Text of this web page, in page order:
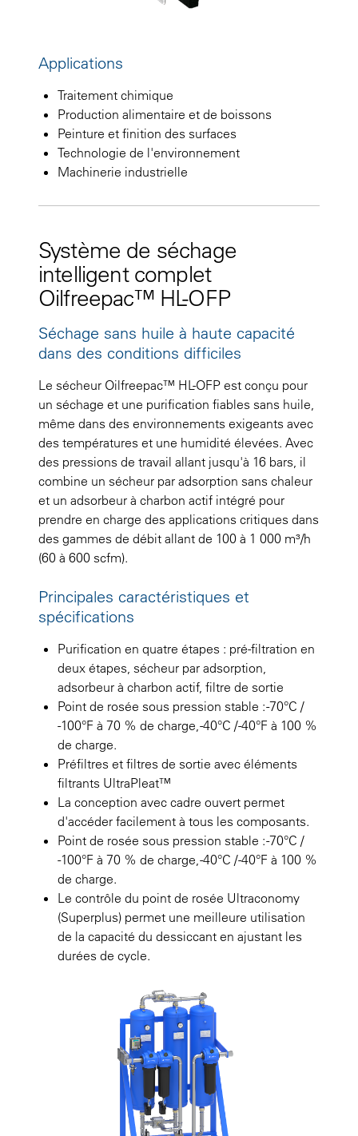
Applications
Traitement chimique
Production alimentaire et de boissons
Peinture et finition des surfaces
Technologie de l'environnement
Machinerie industrielle
Système de séchage
intelligent complet
Oilfreepac™ HL-OFP
Séchage sans huile à haute capacité
dans des conditions difficiles
Le sécheur Oilfreepac™ HL-OFP est conçu pour
un séchage et une purification fiables sans huile,
même dans des environnements exigeants avec
des températures et une humidité élevées. Avec
des pressions de travail allant jusqu'à 16 bars, il
combine un sécheur par adsorption sans chaleur
et un adsorbeur à charbon actif intégré pour
prendre en charge des applications critiques dans
des gammes de débit allant de 100 à 1 000 m³/h
(60 à 600 scfm).
Principales caractéristiques et
spécifications
Purification en quatre étapes : pré-filtration en
deux étapes, sécheur par adsorption,
adsorbeur à charbon actif, filtre de sortie
Point de rosée sous pression stable : -70°C /
-100°F à 70 % de charge, -40°C / -40°F à 100 %
de charge.
Préfiltres et filtres de sortie avec éléments
filtrants UltraPleat™
La conception avec cadre ouvert permet
d'accéder facilement à tous les composants.
Point de rosée sous pression stable : -70°C /
-100°F à 70 % de charge, -40°C / -40°F à 100 %
de charge.
Le contrôle du point de rosée Ultraconomy
(Superplus) permet une meilleure utilisation
de la capacité du dessiccant en ajustant les
durées de cycle.